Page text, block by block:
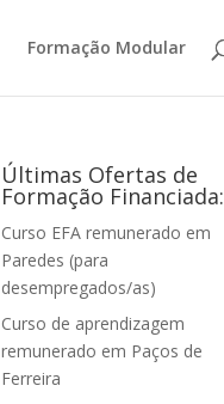
Formação Modular
Últimas Ofertas de
Formação Financiada:
Curso EFA remunerado em
Paredes (para
desempregados/as)
Curso de aprendizagem
remunerado em Paços de
Ferreira